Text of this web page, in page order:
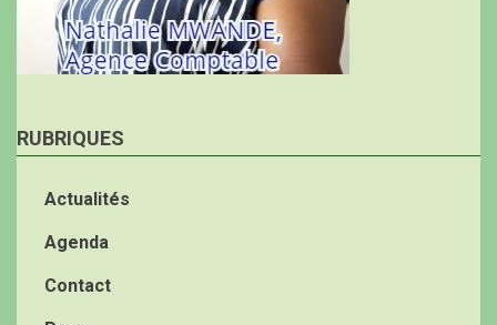
RUBRIQUES
Actualités
Agenda
Contact